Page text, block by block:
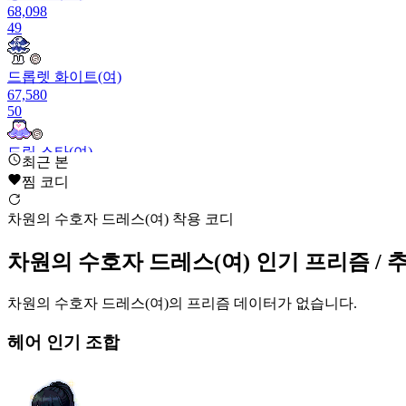
68,098
49
드롭렛 화이트(여)
67,580
50
드림 스타(여)
66,282
51
스트로베리 캔디 아웃핏(여)
52
65,616
65,109
최근 본
찜 코디
차원의 수호자 드레스(여) 착용 코디
차원의 수호자 드레스(여) 인기 프리즘 /
차원의 수호자 드레스(여)의 프리즘 데이터가 없습니다.
헤어 인기 조합